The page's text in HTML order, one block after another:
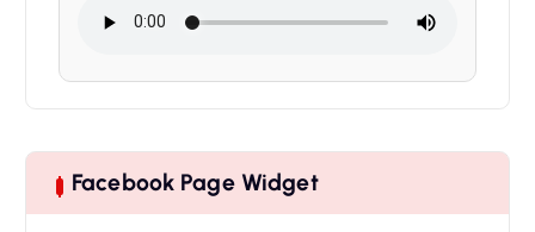
Facebook Page Widget